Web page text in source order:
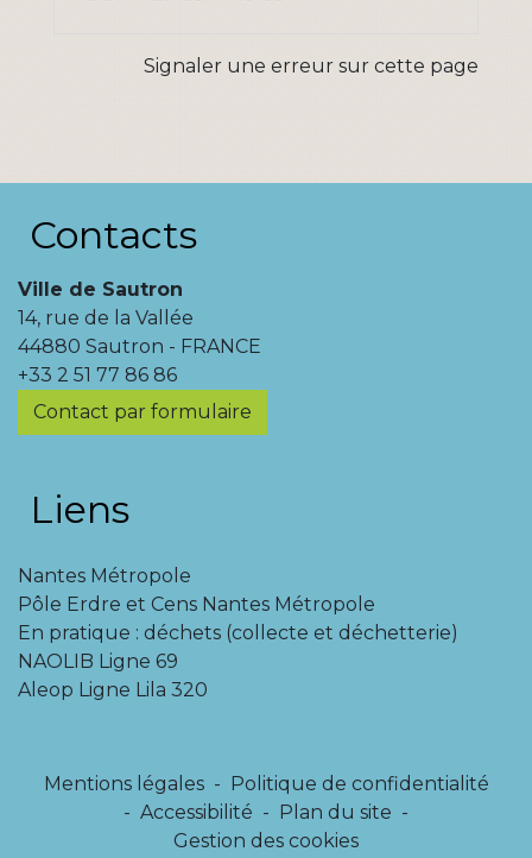
Signaler une erreur sur cette page
Contacts
Ville de Sautron
14, rue de la Vallée
44880 Sautron - FRANCE
+33 2 51 77 86 86
Contact par formulaire
Liens
Nantes Métropole
Pôle Erdre et Cens Nantes Métropole
En pratique : déchets (collecte et déchetterie)
NAOLIB Ligne 69
Aleop Ligne Lila 320
Mentions légales - Politique de confidentialité
- Accessibilité - Plan du site -
Gestion des cookies